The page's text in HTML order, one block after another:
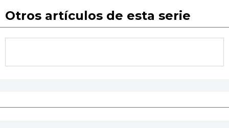
Otros artículos de esta serie